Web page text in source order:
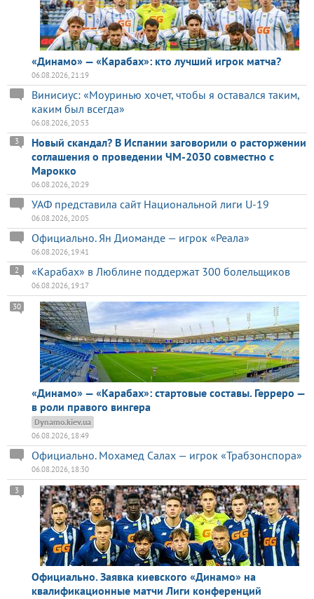
«Динамо» — «Карабах»: кто лучший игрок матча?
06.08.2026, 21:19
Винисиус: «Моуринью хочет, чтобы я оставался таким,
каким был всегда»
06.08.2026, 20:53
Новый скандал? В Испании заговорили о расторжении
соглашения о проведении ЧМ-2030 совместно с
Марокко
3
06.08.2026, 20:29
УАФ представила сайт Национальной лиги U-19
06.08.2026, 20:05
Официально. Ян Диоманде — игрок «Реала»
06.08.2026, 19:41
«Карабах» в Люблине поддержат 300 болельщиков
2
06.08.2026, 19:17
«Динамо» — «Карабах»: стартовые составы. Герреро —
в роли правого вингера
30
Dynamo.kiev.ua
06.08.2026, 18:49
Официально. Мохамед Салах — игрок «Трабзонспора»
06.08.2026, 18:30
Официально. Заявка киевского «Динамо» на
квалификационные матчи Лиги конференций
3